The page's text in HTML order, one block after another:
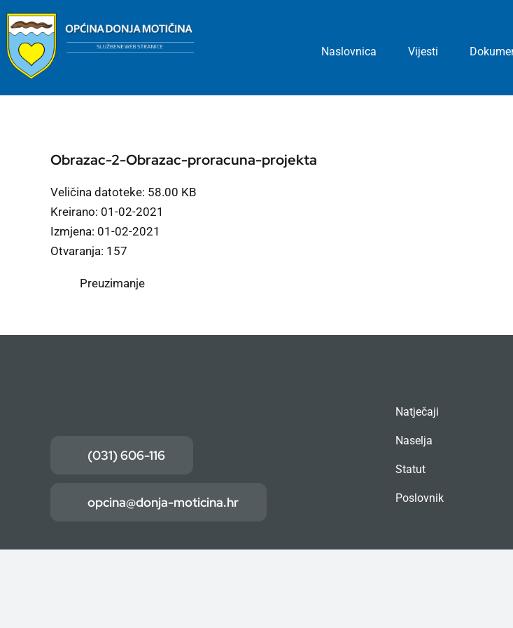
Skip
to
content
Naslovnica Vijesti
Obrazac-2-Obrazac-proracuna-projekta
Veličina datoteke: 58.00 KB
Kreirano: 01-02-2021
Izmjena: 01-02-2021
Otvaranja: 157
Preuzimanje
(031) 606-116
opcina@donja-moticina.hr
Natječaji
Naselja
Statut
Poslovnik